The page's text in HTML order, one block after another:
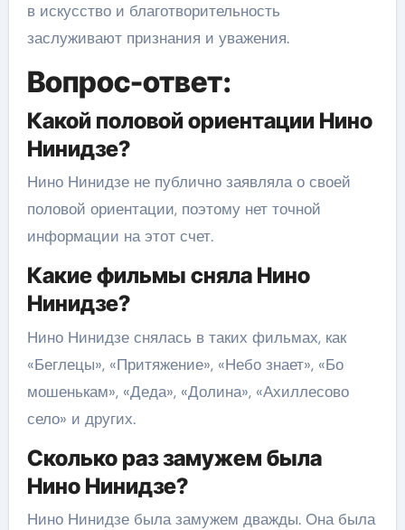
в искусство и благотворительность
заслуживают признания и уважения.
Вопрос-ответ:
Какой половой ориентации Нино
Нинидзе?
Нино Нинидзе не публично заявляла о своей
половой ориентации, поэтому нет точной
информации на этот счет.
Какие фильмы сняла Нино
Нинидзе?
Нино Нинидзе снялась в таких фильмах, как
«Беглецы», «Притяжение», «Небо знает», «Бо
мошенькам», «Деда», «Долина», «Ахиллесово
село» и других.
Сколько раз замужем была
Нино Нинидзе?
Нино Нинидзе была замужем дважды. Она была